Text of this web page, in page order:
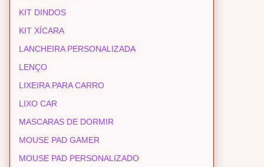
KIT DINDOS
KIT XÍCARA
LANCHEIRA PERSONALIZADA
LENÇO
LIXEIRA PARA CARRO
LIXO CAR
MASCARAS DE DORMIR
MOUSE PAD GAMER
MOUSE PAD PERSONALIZADO